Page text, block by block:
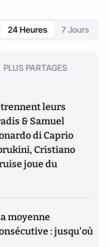
24 Heures 7 Jours
PLUS PARTAGES
leurs
& Samuel
di Caprio
Cristiano
joue du
moyenne
: jusqu'où